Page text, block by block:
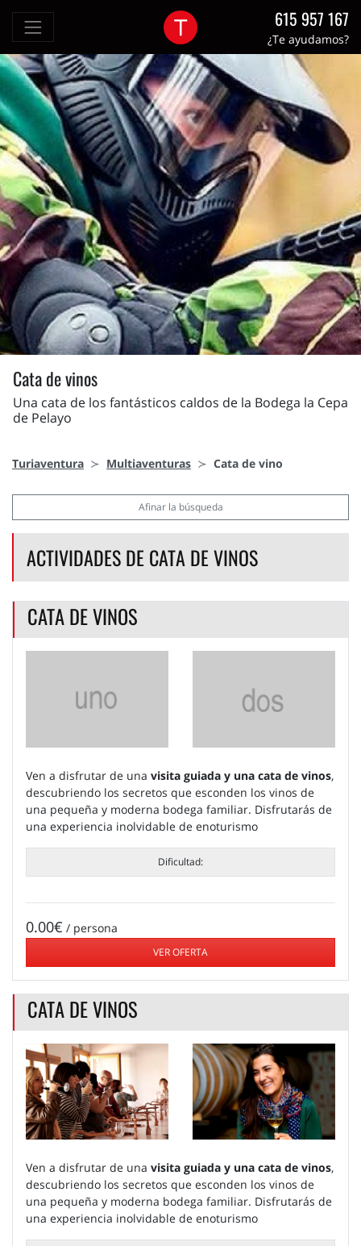
615 957 167
¿Te ayudamos?
Cata de vinos
Una cata de los fantásticos caldos de la Bodega la Cepa
de Pelayo
Turiaventura Multiaventuras Cata de vino
Afinar la búsqueda
ACTIVIDADES DE CATA DE VINOS
CATA DE VINOS
Ven a disfrutar de una visita guiada y una cata de vinos,
descubriendo los secretos que esconden los vinos de
una pequeña y moderna bodega familiar. Disfrutarás de
una experiencia inolvidable de enoturismo
Dificultad:
0.00€ / persona
VER OFERTA
CATA DE VINOS
Ven a disfrutar de una visita guiada y una cata de vinos,
descubriendo los secretos que esconden los vinos de
una pequeña y moderna bodega familiar. Disfrutarás de
una experiencia inolvidable de enoturismo